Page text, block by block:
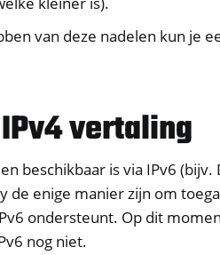
van deze nadelen kun je
vertaling
beschikbaar is via IPv6
de enige manier zijn om
ondersteunt. Op dit
nog niet.